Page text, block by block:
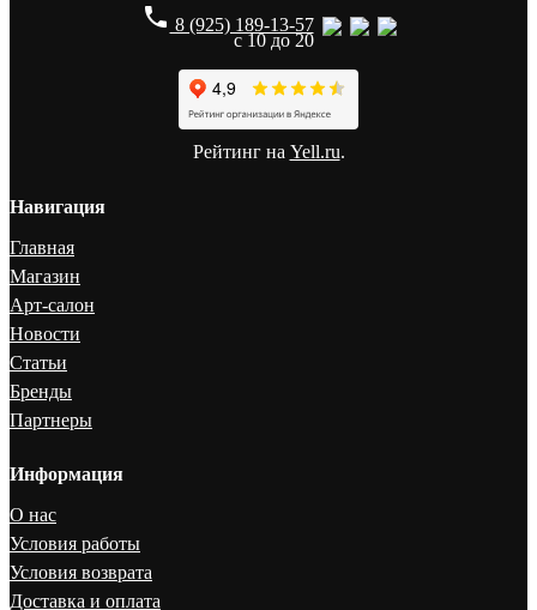
phone 8 (925) 189-13-57
с 10 до 20
Рейтинг на Yell.ru.
Навигация
Главная
Магазин
Арт-салон
Новости
Статьи
Бренды
Партнеры
Информация
О нас
Условия работы
Условия возврата
Доставка и оплата